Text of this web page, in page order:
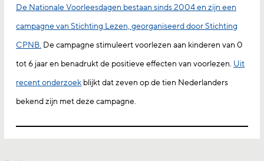
De Nationale Voorleesdagen bestaan sinds 2004 en zijn een
campagne van Stichting Lezen, georganiseerd door Stichting
CPNB. De campagne stimuleert voorlezen aan kinderen van 0
tot 6 jaar en benadrukt de positieve effecten van voorlezen. Uit
recentonderzoek blijkt dat zeven op de tien Nederlanders
bekend zijn met deze campagne.